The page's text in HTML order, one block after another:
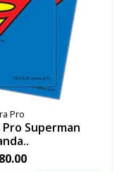
Pro
Superman